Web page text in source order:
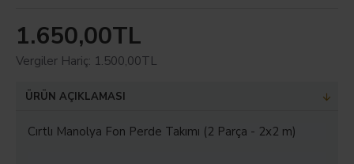
1.650,00TL
Vergiler Hariç: 1.500,00TL
ÜRÜN AÇIKLAMASI
Cırtlı Manolya Fon Perde Takımı (2 Parça - 2x2 m)